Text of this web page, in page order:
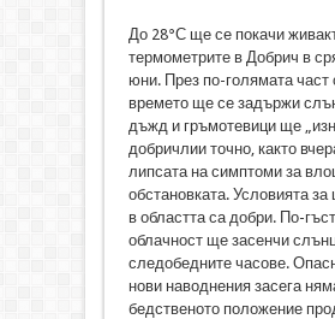
До 28°С ще се покачи
термометрите в Добрич в
юни. През по-голямата част
времето ще се задържи
дъжд и гръмотевици ще
добричлии точно, както
липсата на симптоми за
обстановката. Условията
в областта са добри. По-
облачност ще засенчи
следобедните часове.
нови наводнения засега
бедственото положение